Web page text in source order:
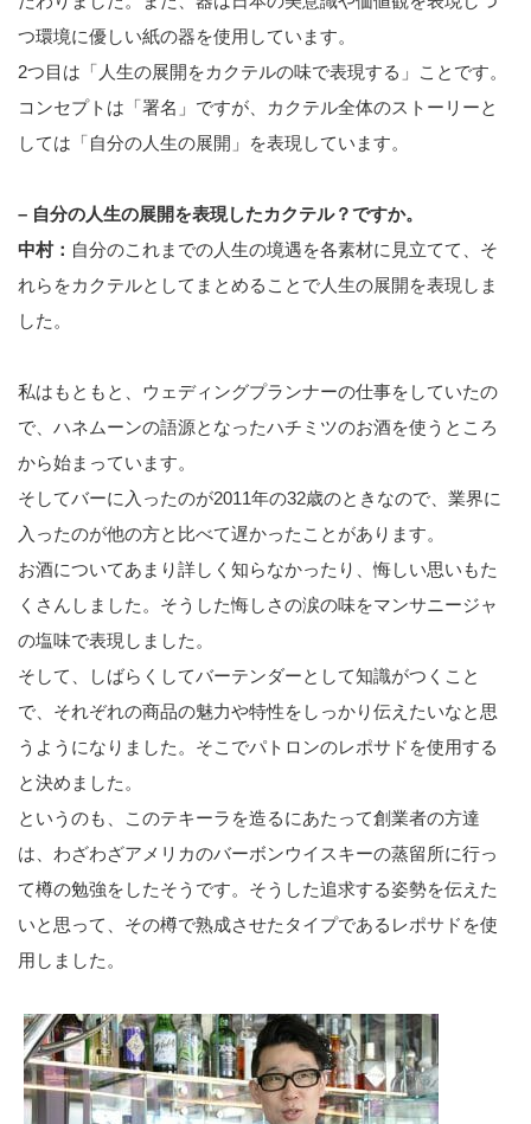
つ環境に優しい紙の器を使用しています。
2つ目は「人生の展開をカクテルの味で表現する」ことです。
コンセプトは「署名」ですが、カクテル全体のストーリーと
しては「自分の人生の展開」を表現しています。
– 自分の人生の展開を表現したカクテル？ですか。
中村： 自分のこれまでの人生の境遇を各素材に見立てて、そ
れらをカクテルとしてまとめることで人生の展開を表現しま
した。
私はもともと、ウェディングプランナーの仕事をしていたの
で、ハネムーンの語源となったハチミツのお酒を使うところ
から始まっています。
そしてバーに入ったのが2011年の32歳のときなので、業界に
入ったのが他の方と比べて遅かったことがあります。
お酒についてあまり詳しく知らなかったり、悔しい思いもた
くさんしました。そうした悔しさの涙の味をマンサニージャ
の塩味で表現しました。
そして、しばらくしてバーテンダーとして知識がつくこと
で、それぞれの商品の魅力や特性をしっかり伝えたいなと思
うようになりました。そこでパトロンのレポサドを使用する
と決めました。
というのも、このテキーラを造るにあたって創業者の方達
は、わざわざアメリカのバーボンウイスキーの蒸留所に行っ
て樽の勉強をしたそうです。そうした追求する姿勢を伝えた
いと思って、その樽で熟成させたタイプであるレポサドを使
用しました。